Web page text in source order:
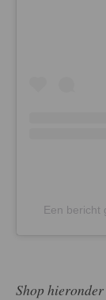
Een bericht
Shop